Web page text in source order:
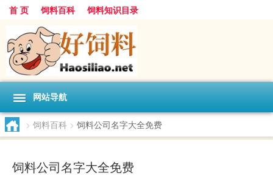
首 页 饲料百科 饲料知识目录
网站导航
> 饲料百科 > 饲料公司名字大全免费
饲料公司名字大全免费